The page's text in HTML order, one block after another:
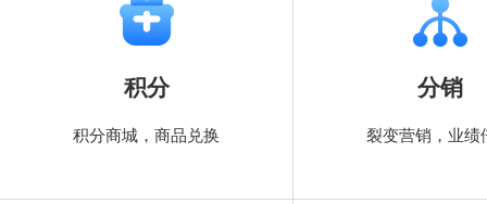
积分
积分商城，商品兑换
分销
裂变营销，业绩